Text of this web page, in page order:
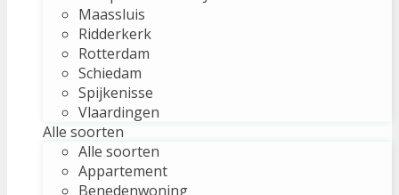
Maassluis
Ridderkerk
Rotterdam
Schiedam
Spijkenisse
Vlaardingen
Alle soorten
Alle soorten
Appartement
Benedenwoning